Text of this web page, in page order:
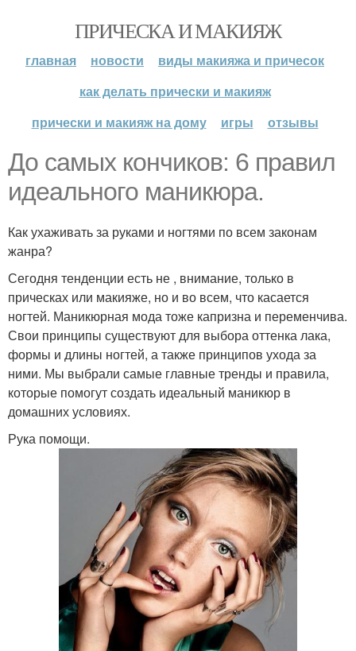
ПРИЧЕСКА И МАКИЯЖ
главная новости
виды макияжа и причесок
как делать прически и макияж
прически и макияж на дому
игры отзывы
До самых кончиков: 6 правил
идеального маникюра.
Как ухаживать за руками и ногтями по всем законам
жанра?
Сегодня тенденции есть не , внимание, только в
прическах или макияже, но и во всем, что касается
ногтей. Маникюрная мода тоже капризна и переменчива.
Свои принципы существуют для выбора оттенка лака,
формы и длины ногтей, а также принципов ухода за
ними. Мы выбрали самые главные тренды и правила,
которые помогут создать идеальный маникюр в
домашних условиях.
Рука помощи.